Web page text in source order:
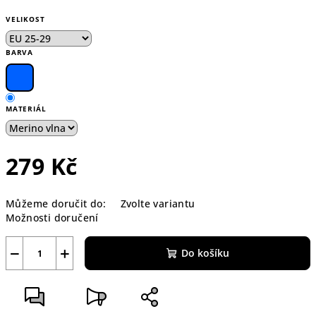
VELIKOST
BARVA
MATERIÁL
279 Kč
cena:
Můžeme doručit do:
Zvolte variantu
Možnosti doručení
+
− Do košíku